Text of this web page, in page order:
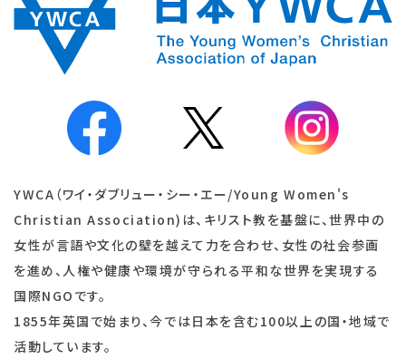
YWCA（ワイ・ダブリュー・シー・エー/Young Women's
Christian Association)は、キリスト教を基盤に、世界中の
女性が言語や文化の壁を越えて力を合わせ、女性の社会参画
を進め、人権や健康や環境が守られる平和な世界を実現する
国際NGOです。
1855年英国で始まり、今では日本を含む100以上の国・地域で
活動しています。